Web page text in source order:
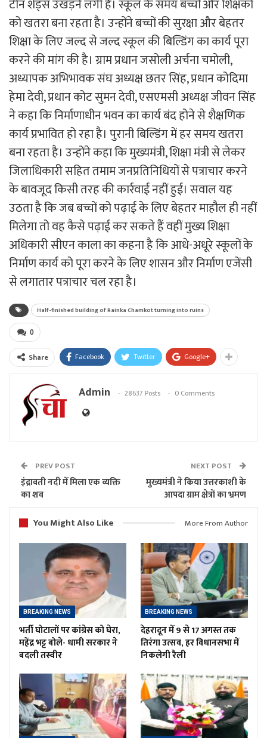
टीन शेड्स उखड़ने लगी है। स्कूल के समय बच्चों और शिक्षकों
को खतरा बना रहता है। उन्होंने बच्चों की सुरक्षा और बेहतर
शिक्षा के लिए जल्द से जल्द स्कूल की बिल्डिंग का कार्य पूरा
करने की मांग की है। ग्राम प्रधान जसोली अर्चना चमोली,
अध्यापक अभिभावक संघ अध्यक्ष छतर सिंह, प्रधान कोदिमा
हेमा देवी, प्रधान कोट सुमन देवी, एसएमसी अध्यक्ष जीवन सिंह
ने कहा कि निर्माणाधीन भवन का कार्य बंद होने से शैक्षणिक
कार्य प्रभावित हो रहा है। पुरानी बिल्डिंग में हर समय खतरा
बना रहता है। उन्होंने कहा कि मुख्यमंत्री, शिक्षा मंत्री से लेकर
जिलाधिकारी सहित तमाम जनप्रतिनिधियों से पत्राचार करने
के बावजूद किसी तरह की कार्रवाई नहीं हुई। सवाल यह
उठता है कि जब बच्चों को पढ़ाई के लिए बेहतर माहौल ही नहीं
मिलेगा तो वह कैसे पढ़ाई कर सकते हैं वहीं मुख्य शिक्षा
अधिकारी सीएन काला का कहना है कि आधे-अधूरे स्कूलों के
निर्माण कार्य को पूरा करने के लिए शासन और निर्माण एजेंसी
से लगातार पत्राचार चल रहा है।
Half-finished building of Rainka Chamkot turning into ruins
0
Share Facebook Twitter Google+
Admin 28637 Posts 0 Comments
PREV POST
इंद्रावती नदी में मिला एक व्यक्ति
का शव
NEXT POST
मुख्यमंत्री ने किया उत्तरकाशी के
आपदा ग्राम क्षेत्रों का भ्रमण
You Might Also Like
More From Author
BREAKING NEWS
भर्ती घोटालों पर कांग्रेस को घेरा,
महेंद्र भट्ट बोले- धामी सरकार ने
बदली तस्वीर
BREAKING NEWS
देहरादून में 9 से 17 अगस्त तक
तिरंगा उत्सव, हर विधानसभा में
निकलेगी रैली